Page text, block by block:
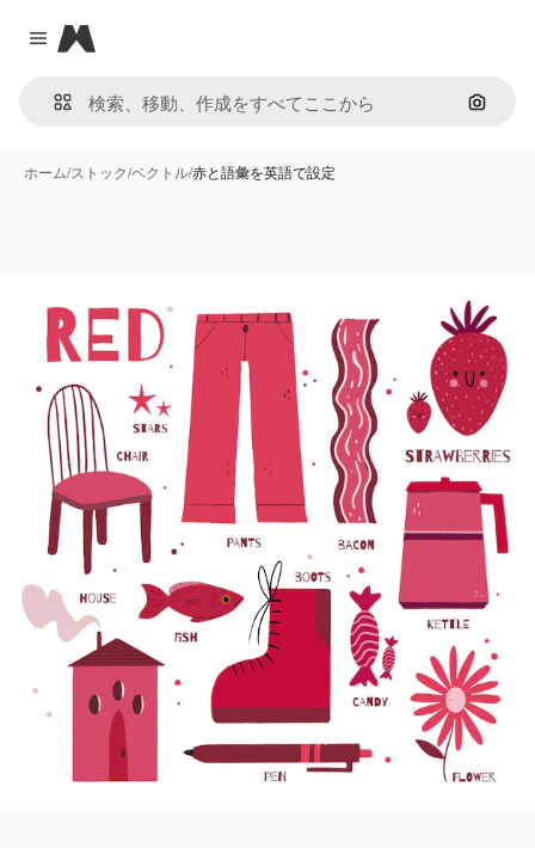
Close menu
Magnific
画像で
ホーム/ストック/ベクトル/赤と語彙を英語で設定